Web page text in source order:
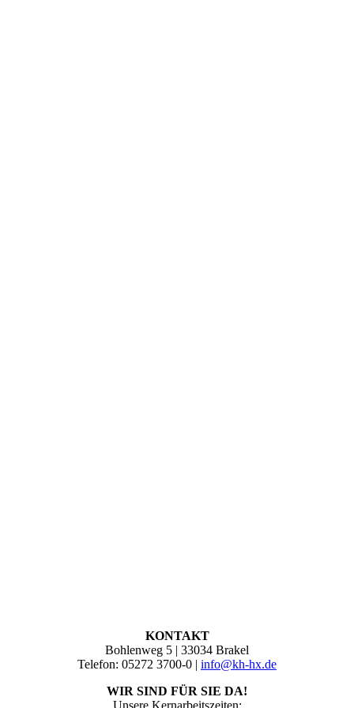
KONTAKT
Bohlenweg 5 | 33034 Brakel
Telefon: 05272 3700-0 | info@kh-hx.de
WIR SIND FÜR SIE DA!